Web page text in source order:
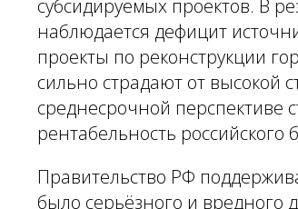
субсидируемых проектов. В
наблюдается дефицит
проекты по реконструкции
сильно страдают от высокой
среднесрочной перспективе
рентабельность российского
Правительство РФ
было серьёзного и вредного